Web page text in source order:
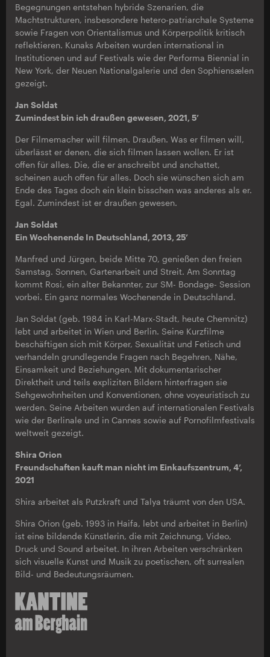
Begegnungen entstehen hybride Szenarien, die
Machtstrukturen, insbesondere hetero-patriarchale Systeme
sowie Fragen von Orientalismus und Körperpolitik kritisch
reflektieren. Kunaks Arbeiten wurden international in
Institutionen und auf Festivals wie der Performa Biennial in
New York, der Neuen Nationalgalerie und den Sophiensælen
gezeigt.
Jan Soldat
Zumindest bin ich draußen gewesen, 2021, 5’
Der Filmemacher will filmen. Draußen. Was er filmen will,
überlässt er denen, die sich filmen lassen wollen. Er ist
offen für alles. Die, die er anschreibt und anchattet,
scheinen auch offen für alles. Doch sie wünschen sich am
Ende des Tages doch ein klein bisschen was anderes als er.
Egal. Zumindest ist er draußen gewesen.
Jan Soldat
Ein Wochenende In Deutschland, 2013, 25’
Manfred und Jürgen, beide Mitte 70, genießen den freien
Samstag. Sonnen, Gartenarbeit und Streit. Am Sonntag
kommt Rosi, ein alter Bekannter, zur SM- Bondage- Session
vorbei. Ein ganz normales Wochenende in Deutschland.
Jan Soldat (geb. 1984 in Karl-Marx-Stadt, heute Chemnitz)
lebt und arbeitet in Wien und Berlin. Seine Kurzfilme
beschäftigen sich mit Körper, Sexualität und Fetisch und
verhandeln grundlegende Fragen nach Begehren, Nähe,
Einsamkeit und Beziehungen. Mit dokumentarischer
Direktheit und teils expliziten Bildern hinterfragen sie
Sehgewohnheiten und Konventionen, ohne voyeuristisch zu
werden. Seine Arbeiten wurden auf internationalen Festivals
wie der Berlinale und in Cannes sowie auf Pornofilmfestivals
weltweit gezeigt.
Shira Orion
Freundschaften kauft man nicht im Einkaufszentrum, 4’,
2021
Shira arbeitet als Putzkraft und Talya träumt von den USA.
Shira Orion (geb. 1993 in Haifa, lebt und arbeitet in Berlin)
ist eine bildende Künstlerin, die mit Zeichnung, Video,
Druck und Sound arbeitet. In ihren Arbeiten verschränken
sich visuelle Kunst und Musik zu poetischen, oft surrealen
Bild- und Bedeutungsräumen.